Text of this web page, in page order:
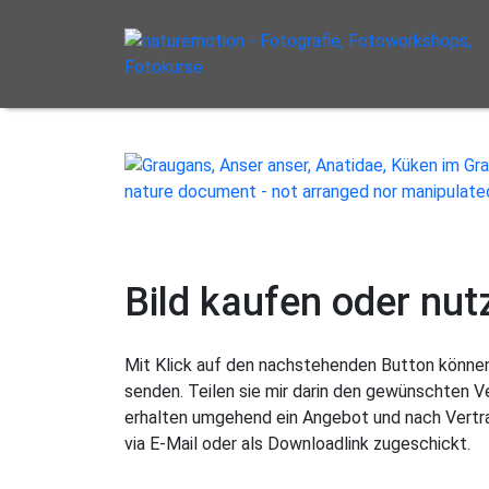
Bild kaufen oder
Mit Klick auf den nachstehenden Button
senden. Teilen sie mir darin den gewünschten
erhalten umgehend ein Angebot und nach
via E-Mail oder als Downloadlink zugeschickt.